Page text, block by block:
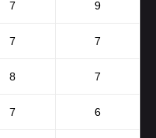
7 9
7 7
8 7
7 6